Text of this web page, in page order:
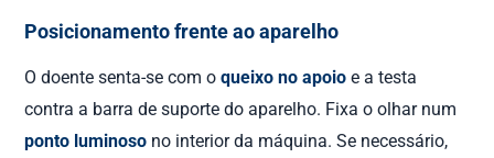
Posicionamento frente ao aparelho
O doente senta-se com oqueixo no apoio e a testa
contra a barra de suporte do aparelho. Fixa o olhar num
ponto luminoso no interior da máquina. Se necessário,